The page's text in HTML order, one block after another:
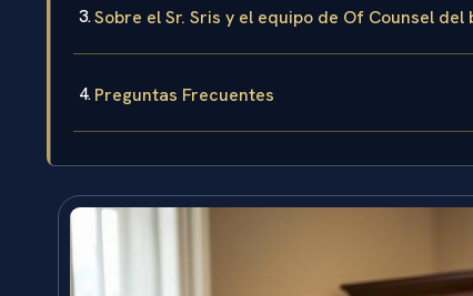
Sobre el Sr. Sris y el equipo de Of Counsel del
Preguntas Frecuentes